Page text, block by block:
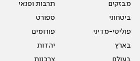
מבזקים
ביטחוני
פוליטי-מדיני
בארץ
בעולם
תרבות ופנאי
ספורט
פורומים
יהדות
צרכנות